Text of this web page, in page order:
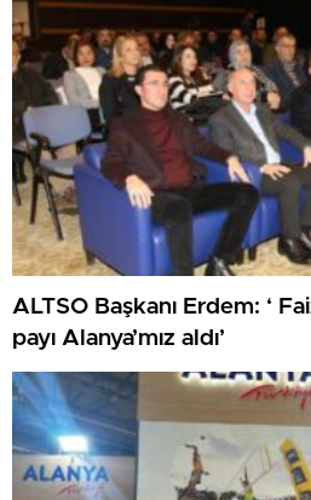
ALTSO Başkanı Erdem: ‘
payı Alanya’mız aldı’